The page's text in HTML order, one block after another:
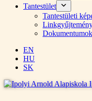
Tantestület
Tantestületi
Dokumentumok
EN
HU
SK